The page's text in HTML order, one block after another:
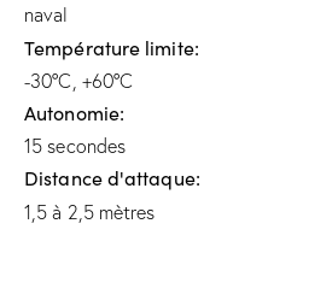
naval
Température limite
-30°C, +60°C
Autonomie
15 secondes
Distance d'attaque
1,5 à 2,5 mètres